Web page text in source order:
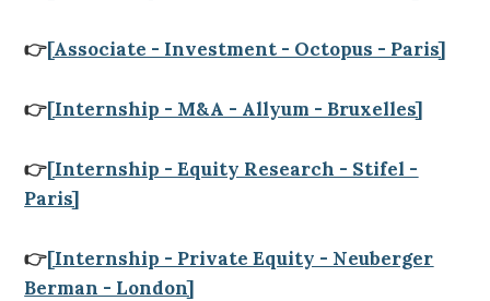
👉[Associate - Investment - Octopus - Paris]
👉[Internship - M&A - Allyum - Bruxelles]
👉[Internship - Equity Research - Stifel -
Paris]
👉[Internship - Private Equity - Neuberger
Berman - London]